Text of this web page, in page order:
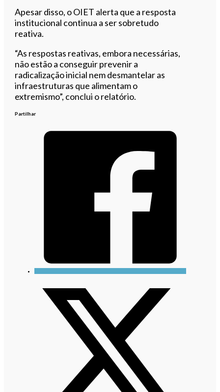
Apesar disso, o OIET alerta que a resposta
institucional continua a ser sobretudo
reativa.
“As respostas reativas, embora necessárias,
não estão a conseguir prevenir a
radicalização inicial nem desmantelar as
infraestruturas que alimentam o
extremismo”, conclui o relatório.
Partilhar